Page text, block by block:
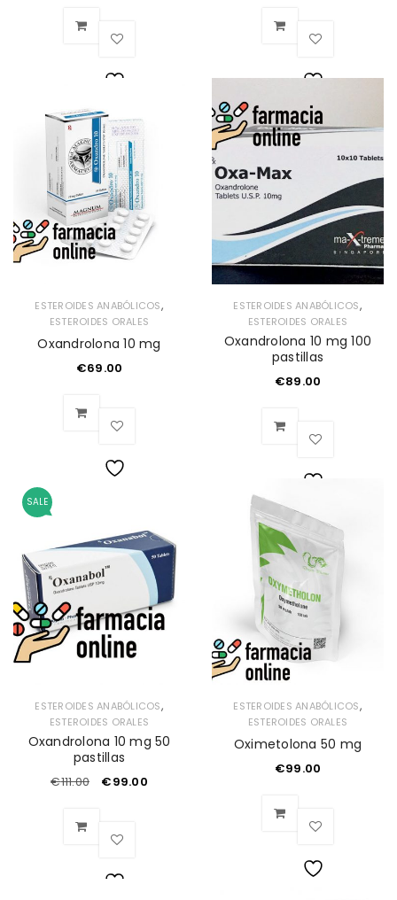
Lista
de
deseos
Lista
ESTEROIDES ANABÓLICOS,
ESTEROIDES ORALES
Oxandrolona 10 mg
€69.00
de
deseos
ESTEROIDES ANABÓLICOS,
ESTEROIDES ORALES
Oxandrolona 10 mg 100
pastillas
€89.00
Lista
de
deseos
SALE
ESTEROIDES ANABÓLICOS,
ESTEROIDES ORALES
Oxandrolona 10 mg 50
pastillas
€111.00 €99.00
ESTEROIDES ANABÓLICOS,
ESTEROIDES ORALES
Oximetolona 50 mg
€99.00